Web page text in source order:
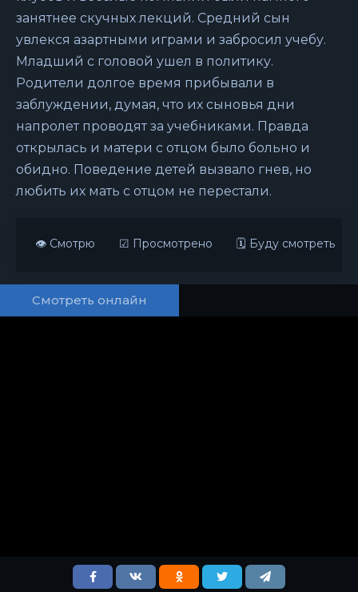
занятнее скучных лекций. Средний сын
увлекся азартными играми и забросил учебу.
Младший с головой ушел в политику.
Родители долгое время прибывали в
заблуждении, думая, что их сыновья дни
напролет проводят за учебниками. Правда
открылась и матери с отцом было больно и
обидно. Поведение детей вызвало гнев, но
любить их мать с отцом не перестали.
👁 Смотрю ☑ Просмотрено 🗓 Буду смотреть
Смотреть онлайн